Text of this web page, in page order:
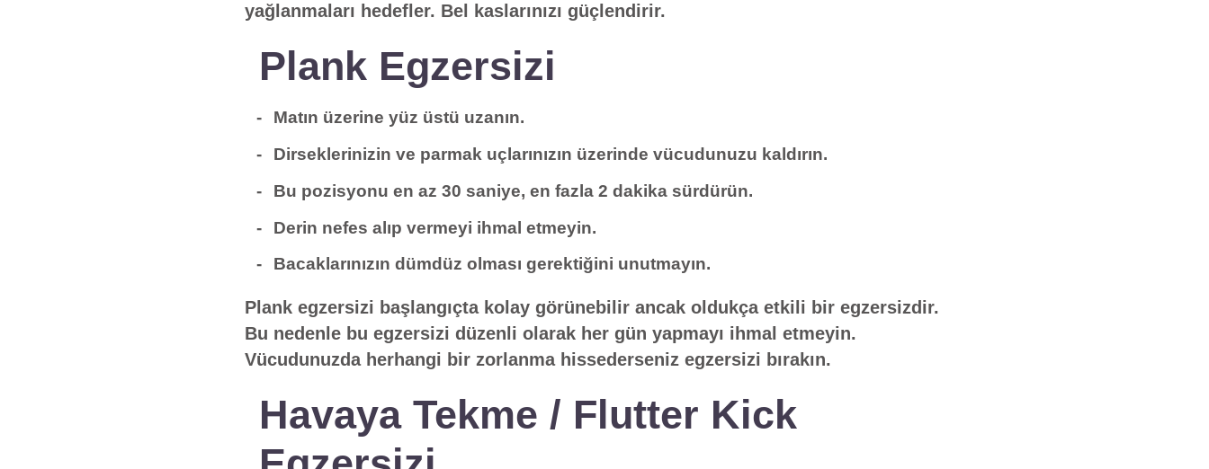
yağlanmaları hedefler. Bel kaslarınızı güçlendirir.
Plank Egzersizi
Matın üzerine yüz üstü uzanın.
Dirseklerinizin ve parmak uçlarınızın üzerinde vücudunuzu kaldırın.
Bu pozisyonu en az 30 saniye, en fazla 2 dakika sürdürün.
Derin nefes alıp vermeyi ihmal etmeyin.
Bacaklarınızın dümdüz olması gerektiğini unutmayın.
Plank egzersizi başlangıçta kolay görünebilir ancak oldukça etkili bir egzersizdir.
Bu nedenle bu egzersizi düzenli olarak her gün yapmayı ihmal etmeyin.
Vücudunuzda herhangi bir zorlanma hissederseniz egzersizi bırakın.
Havaya Tekme / Flutter Kick